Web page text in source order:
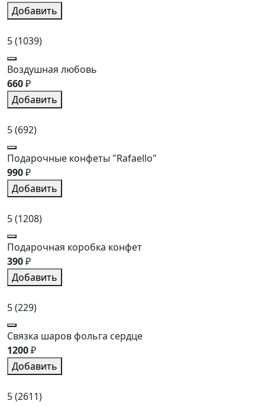
Добавить
5(1039)
Воздушная любовь
660₽
Добавить
5(692)
Подарочные конфеты "Rafaello"
990₽
Добавить
5(1208)
Подарочная коробка конфет
390₽
Добавить
5(229)
Связка шаров фольга сердце
1200₽
Добавить
5(2611)